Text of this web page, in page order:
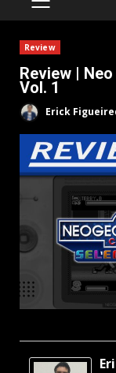
PRIMARY
Review
Review |
Vol. 1
Erick